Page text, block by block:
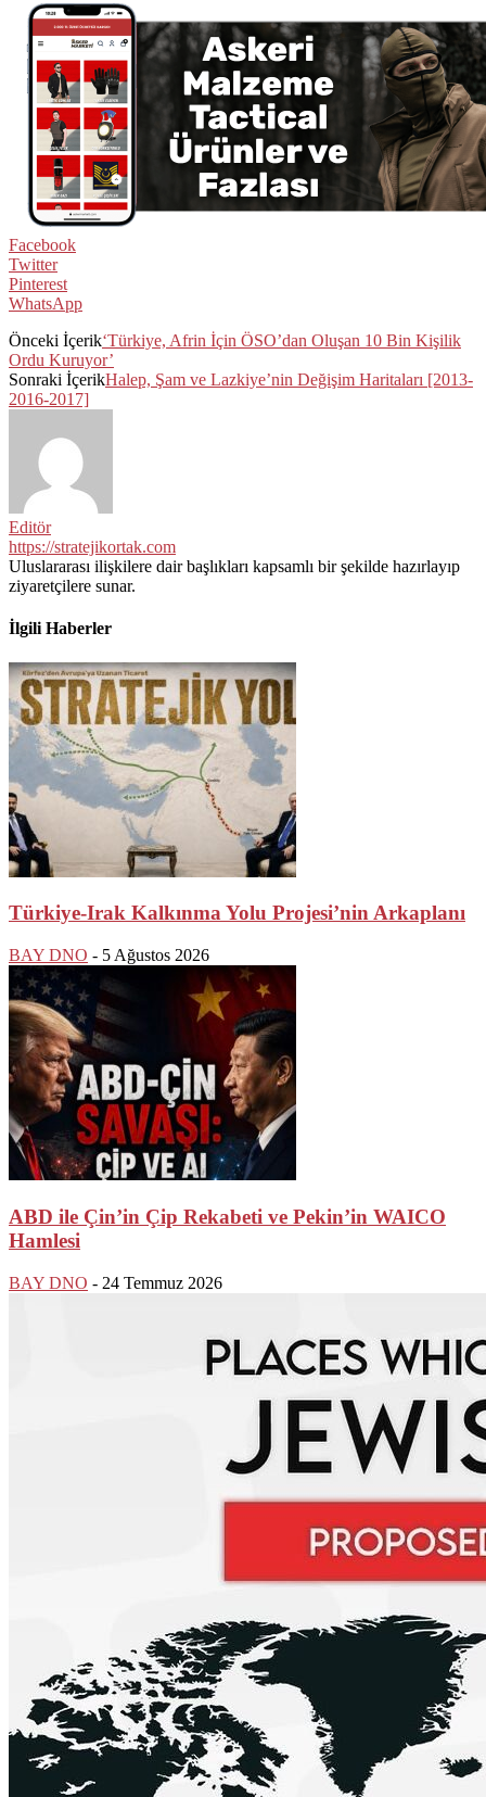
Facebook
Twitter
Pinterest
WhatsApp
Önceki İçerik‘Türkiye, Afrin İçin ÖSO’dan Oluşan 10 Bin Kişilik
Ordu Kuruyor’
Sonraki İçerikHalep, Şam ve Lazkiye’nin Değişim Haritaları [2013-
2016-2017]
Editör
https://stratejikortak.com
Uluslararası ilişkilere dair başlıkları kapsamlı bir şekilde hazırlayıp
ziyaretçilere sunar.
İlgili Haberler
Türkiye-Irak Kalkınma Yolu Projesi’nin Arkaplanı
BAY DNO - 5 Ağustos 2026
ABD ile Çin’in Çip Rekabeti ve Pekin’in WAICO
Hamlesi
BAY DNO - 24 Temmuz 2026